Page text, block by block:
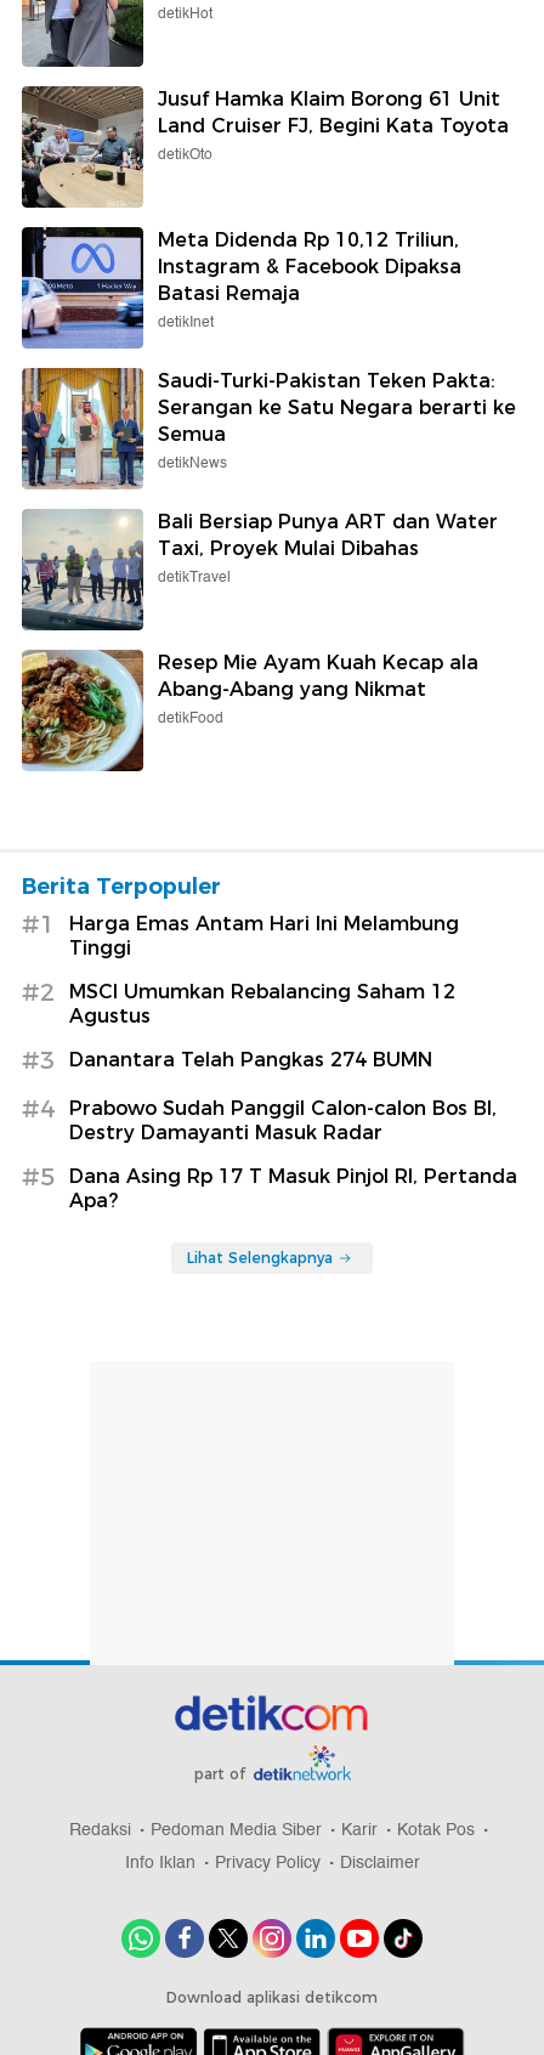
detikHot
Jusuf Hamka Klaim Borong 61 Unit
Land Cruiser FJ, Begini Kata Toyota
detikOto
Meta Didenda Rp 10,12 Triliun,
Instagram & Facebook Dipaksa
Batasi Remaja
detikInet
Saudi-Turki-Pakistan Teken Pakta:
Serangan ke Satu Negara berarti ke
Semua
detikNews
Bali Bersiap Punya ART dan Water
Taxi, Proyek Mulai Dibahas
detikTravel
Resep Mie Ayam Kuah Kecap ala
Abang-Abang yang Nikmat
detikFood
Berita Terpopuler
#1
Harga Emas Antam Hari Ini Melambung
Tinggi
#2
MSCI Umumkan Rebalancing Saham 12
Agustus
#3 Danantara Telah Pangkas 274 BUMN
#4
Prabowo Sudah Panggil Calon-calon Bos BI,
Destry Damayanti Masuk Radar
#5
Dana Asing Rp 17 T Masuk Pinjol RI, Pertanda
Apa?
Lihat Selengkapnya
part of
Redaksi Pedoman Media Siber Karir
Kotak Pos
Info Iklan
Privacy Policy Disclaimer
Download aplikasi detikcom